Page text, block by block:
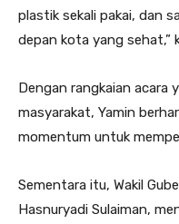
plastik sekali pakai, dan
depan kota yang sehat,”
Dengan rangkaian acara
masyarakat, Yamin
momentum untuk
Sementara itu, Wakil
Hasnuryadi Sulaiman,